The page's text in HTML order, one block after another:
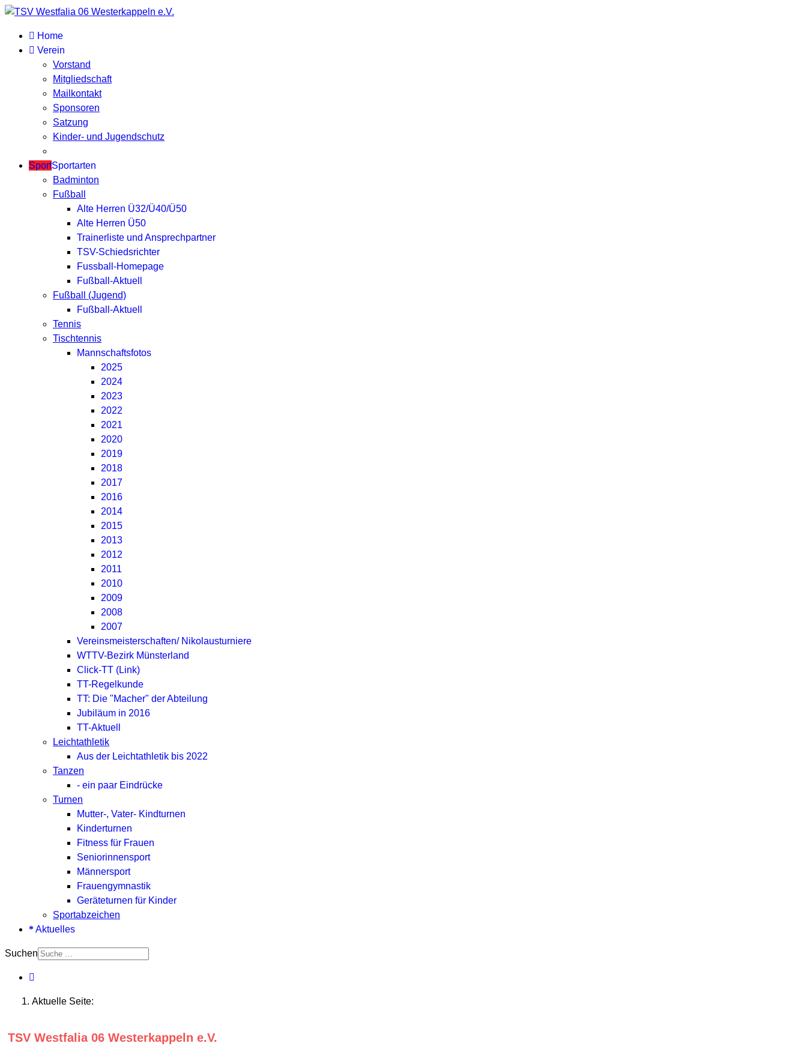
Home
Verein
Vorstand
Mitgliedschaft
Mailkontakt
Sponsoren
Satzung
Kinder- und Jugendschutz
SportSportarten
Badminton
Fußball
Alte Herren Ü32/Ü40/Ü50
Alte Herren Ü50
Trainerliste und Ansprechpartner
TSV-Schiedsrichter
Fussball-Homepage
Fußball-Aktuell
Fußball (Jugend)
Fußball-Aktuell
Tennis
Tischtennis
Mannschaftsfotos
2025
2024
2023
2022
2021
2020
2019
2018
2017
2016
2014
2015
2013
2012
2011
2010
2009
2008
2007
Vereinsmeisterschaften/ Nikolausturniere
WTTV-Bezirk Münsterland
Click-TT (Link)
TT-Regelkunde
TT: Die "Macher" der Abteilung
Jubiläum in 2016
TT-Aktuell
Leichtathletik
Aus der Leichtathletik bis 2022
Tanzen
- ein paar Eindrücke
Turnen
Mutter-, Vater- Kindturnen
Kinderturnen
Fitness für Frauen
Seniorinnensport
Männersport
Frauengymnastik
Geräteturnen für Kinder
Sportabzeichen
Aktuelles
Suchen
Aktuelle Seite:
TSV Westfalia 06 Westerkappeln e.V.